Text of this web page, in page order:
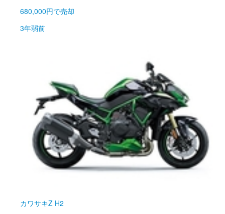
680,000円で売却
3年弱前
カワサキZ H2